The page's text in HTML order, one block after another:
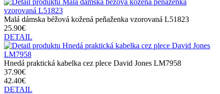
Malá dámska béžová kožená peňaženka vzorovaná L51823
25.90€
DETAIL
Hnedá praktická kabelka cez plece David Jones LM7958
37.90€
42.40€
DETAIL